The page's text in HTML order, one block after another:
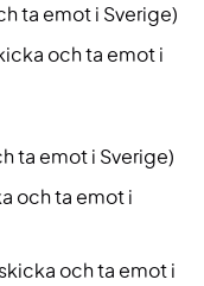
ta emot i Sverige)
och ta emot i
ta emot i Sverige)
och ta emot i
och ta emot i